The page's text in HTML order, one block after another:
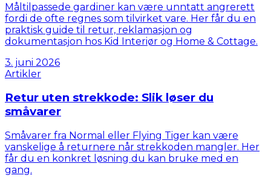
Måltilpassede gardiner kan være unntatt angrerett
fordi de ofte regnes som tilvirket vare. Her får du en
praktisk guide til retur, reklamasjon og
dokumentasjon hos Kid Interiør og Home & Cottage.
3. juni 2026
Artikler
Retur uten strekkode: Slik løser du
småvarer
Småvarer fra Normal eller Flying Tiger kan være
vanskelige å returnere når strekkoden mangler. Her
får du en konkret løsning du kan bruke med en
gang.